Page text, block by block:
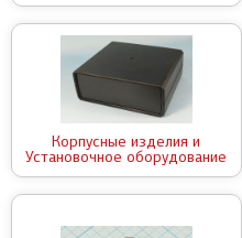
Корпусные изделия и
Установочное оборудование